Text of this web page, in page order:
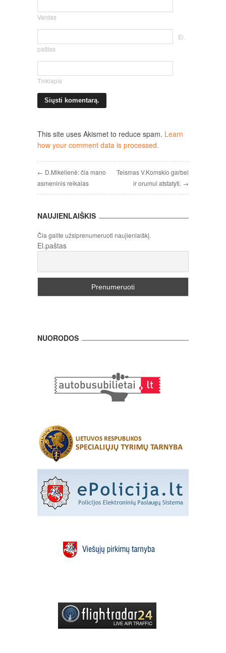
Vardas
El.
paštas
Tinklapis
This site uses Akismet to reduce spam. Learn
how your comment data is processed.
← D.Mikelienė: čia mano
asmeninis reikalas
Teismas V.Komskio garbei
ir orumui atstatyti. →
NAUJIENLAIŠKIS
Čia galite užsiprenumeruoti naujienlaiškį.
El.paštas
NUORODOS